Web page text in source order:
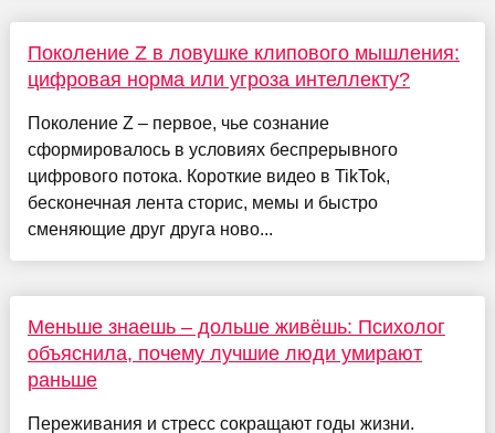
Поколение Z в ловушке клипового мышления:
цифровая норма или угроза интеллекту?
Поколение Z – первое, чье сознание
сформировалось в условиях беспрерывного
цифрового потока. Короткие видео в TikTok,
бесконечная лента сторис, мемы и быстро
сменяющие друг друга ново...
Меньше знаешь – дольше живёшь: Психолог
объяснила, почему лучшие люди умирают
раньше
Переживания и стресс сокращают годы жизни.